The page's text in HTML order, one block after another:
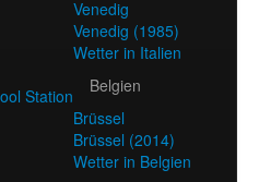
Station
Venedig
Venedig (1985)
Wetter in Italien
Belgien
Brüssel
Brüssel (2014)
Wetter in Belgien